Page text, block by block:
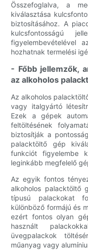
Összefoglalva, a
kiválasztása
biztosításához. A
kulcsfontosságú
figyelembevételével
hozhatnak termelési
- Főbb jellemzők,
az alkoholos
Az alkoholos
vagy italgyártó
Ezek a gépek
feltöltésének
biztosítják a
palacktöltő gép
funkciót figyelembe
leginkább megfelelő
Az egyik fontos
alkoholos palacktöltő
típusú palackokat
különböző formájú és
ezért fontos olyan
használt
üvegpalackok
műanyag vagy